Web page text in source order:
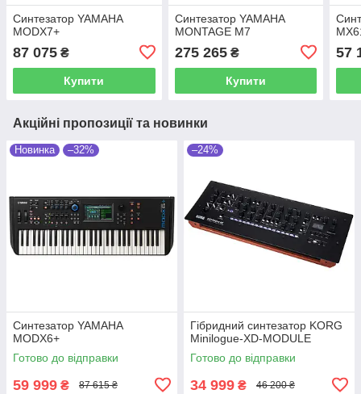
Синтезатор YAMAHA
MODX7+
87 075 ₴
Купити
Синтезатор YAMAHA
MONTAGE M7
275 265₴
Купити
57
Акційні пропозиції та новинки
Новинка –32%
Синтезатор YAMAHA
MODX6+
Готово до відправки
59 999 ₴ 87 615 ₴
–24%
Гібридний синтезатор KORG
Minilogue-XD-MODULE
Готово до відправки
34 999 ₴ 46 200 ₴